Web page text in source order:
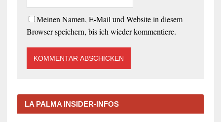
Meinen Namen, E-Mail und Website in diesem
Browser speichern, bis ich wieder kommentiere.
LA PALMA INSIDER-INFOS